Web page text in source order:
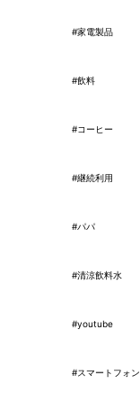
#家電製品
#飲料
#コーヒー
#継続利用
#パパ
#清涼飲料水
#youtube
#スマートフォン